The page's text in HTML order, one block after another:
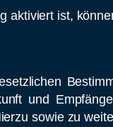
aktiviert ist,
und
sowie zu